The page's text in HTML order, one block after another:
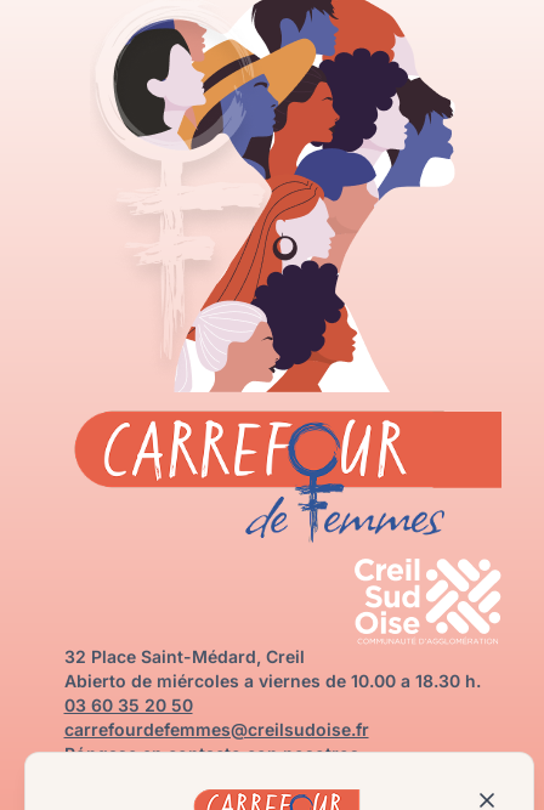
32 Place Saint-Médard, Creil
Abierto de miércoles a viernes de 10.00 a 18.30 h.
03 60 35 20 50
carrefourdefemmes@creilsudoise.fr
Póngase en contacto con nosotros